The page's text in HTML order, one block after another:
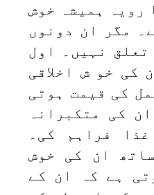
رویہ ہمیشہ خوش
مگر ان دونوں
تعلق نہیں۔ اول
کی خو ش اخلاقی
کی قیمت ہوتی
کی متکبرانہ
فراہم کی۔
ان کی خوش
ہے کہ ان کے